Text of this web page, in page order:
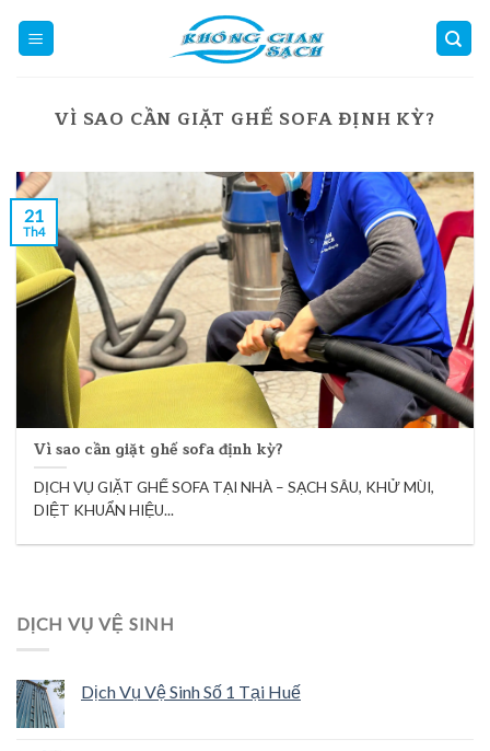
VÌ SAO CẦN GIẶT GHẾ SOFA ĐỊNH KỲ?
Vì sao cần giặt ghế sofa định kỳ?
DỊCH VỤ GIẶT GHẾ SOFA TẠI NHÀ – SẠCH SÂU, KHỬ MÙI,
DIỆT KHUẨN HIỆU...
21
Th4
DỊCH VỤ VỆ SINH
Dịch Vụ Vệ Sinh Số 1 Tại Huế